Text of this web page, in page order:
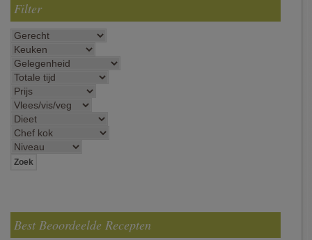
Filter
Best Beoordeelde Recepten